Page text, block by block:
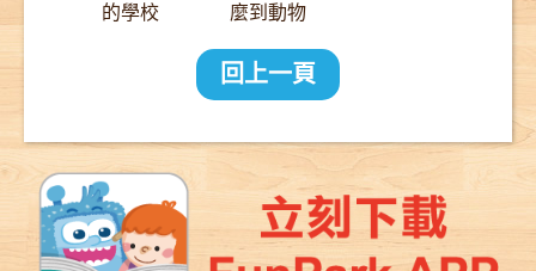
的學校
麼到動物
2000公里的
長征
回上一頁